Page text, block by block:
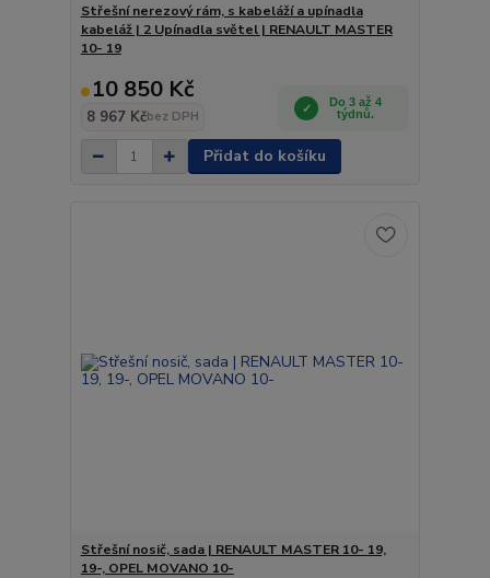
Střešní nerezový rám, s kabeláží a upínadla
kabeláž | 2 Upínadla světel | RENAULT MASTER
10- 19
10 850 Kč
8 967 Kčbez DPH
Do 3 až 4
týdnů.
Přidat do košíku
Střešní nosič, sada | RENAULT MASTER 10- 19,
19-, OPEL MOVANO 10-